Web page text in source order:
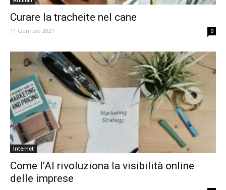
Curare la tracheite nel cane
11 Gennaio 2021 0
Internet
Come l’AI rivoluziona la visibilità online
delle imprese